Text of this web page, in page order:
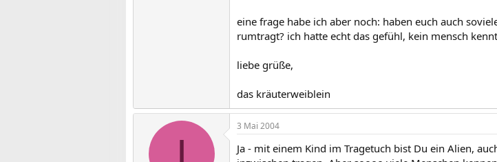
eine frage habe ich aber noch: haben euch auch
rumtragt? ich hatte echt das gefühl, kein mensch
liebe grüße,
das kräuterweiblein
3 Mai 2004
Ja - mit einem Kind im Tragetuch bist Du ein Alien,